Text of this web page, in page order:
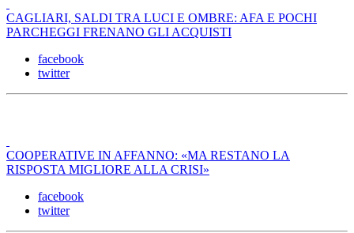
CAGLIARI, SALDI TRA LUCI E OMBRE: AFA E POCHI
PARCHEGGI FRENANO GLI ACQUISTI
facebook
twitter
COOPERATIVE IN AFFANNO: «MA RESTANO LA
RISPOSTA MIGLIORE ALLA CRISI»
facebook
twitter